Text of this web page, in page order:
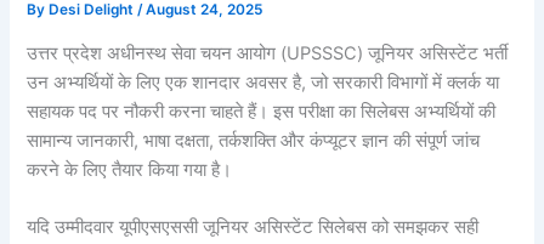
By Desi Delight/August 24, 2025
उत्तर प्रदेश अधीनस्थ सेवा चयन आयोग (UPSSSC) जूनियर असिस्टेंट भर्ती
उन अभ्यर्थियों के लिए एक शानदार अवसर है, जो सरकारी विभागों में क्लर्क या
सहायक पद पर नौकरी करना चाहते हैं। इस परीक्षा का सिलेबस अभ्यर्थियों की
सामान्य जानकारी, भाषा दक्षता, तर्कशक्ति और कंप्यूटर ज्ञान की संपूर्ण जांच
करने के लिए तैयार किया गया है।
यदि उम्मीदवार यूपीएसएससी जूनियर असिस्टेंट सिलेबस को समझकर सही